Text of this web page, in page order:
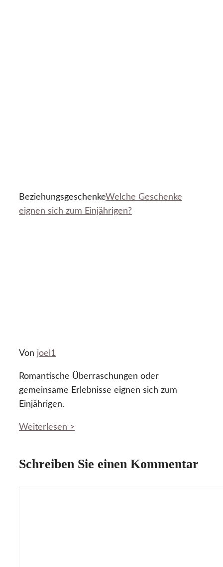
BeziehungsgeschenkeWelche Geschenke
eignen sich zum Einjährigen?
Von joel1
Romantische Überraschungen oder
gemeinsame Erlebnisse eignen sich zum
Einjährigen.
Weiterlesen >
Schreiben Sie einen Kommentar